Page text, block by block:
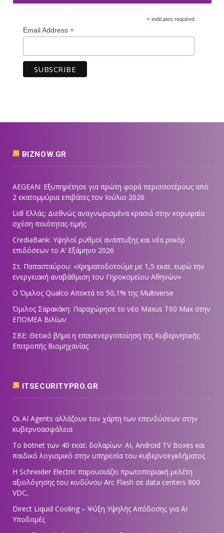
*indicates required
Email Address *
BIZNOW.GR
AEGEAN: Εξυπηρέτησε για πρώτη φορά περισσοτέρους από
2 εκατομμύρια επιβάτες τον Ιούλιο 2026
Lidl Ελλάς: Διεθνώς αναγνωρισμένα κρασιά στην κορυφαία
σχέση ποιότητας-τιμής
CrediaBank: Υψηλοί ρυθμοί ανάπτυξης και νέα ρεκόρ
επιδόσεων το Α’ Εξάμηνο 2026
Στ. Παπασταύρου: «Χρηματοδοτούμε με 1,5 εκατ. ευρώ την
ενεργειακή αναβάθμιση του Γηροκομείου Αθηνών»
Ο Όμιλος Qualco Αποκτά το 50,1% της Multiverse
Όμιλος Σαρακάκη: Παραχώρησε το νέο Maxus T60 Max στην
ΕΠΟΜΕΑ Βιλίων
ΣΒΕ: Θετικό βήμα η επανενεργοποίηση της Κυβερνητικής
Επιτροπής Βιομηχανίας
ITSECURITYPRO.GR
Οι AI Agents αλλάζουν τον χάρτη των επενδύσεων στην
κυβερνοασφάλεια
Το botnet των 40 εκατ. δολαρίων: AI, Android TV Boxes και
παιδικό λογισμικό στην υπηρεσία του κυβερνοεγκλήματος
Η Schneider Electric παρουσιάζει πρωτοποριακή μελέτη
αξιολόγησης του κινδύνου Arc Flash σε data centers 800
VDC,
Direct Liquid Cooling – Ψύξη Υψηλής Απόδοσης για AI
Υποδομές